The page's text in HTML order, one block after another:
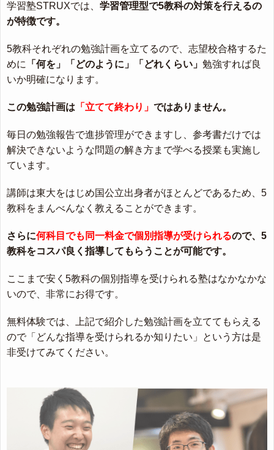
学習塾STRUXでは、 学習管理型で5教科の対策を行えるの
が特徴です。
5教科それぞれの勉強計画を立てるので、志望校合格するた
めに
「何を」「どのように」「どれくらい」 勉強すれば良
いか明確になります。
この勉強計画は 「立てて終わり」 ではありません。
毎日の勉強報告で進捗管理ができますし、参考書だけでは
解決できないような問題の解き方まで学べる授業も実施し
ています。
講師は東大をはじめ国公立出身者がほとんどであるため、5
教科をまんべんなく教えることができます。
さらに何科目でも同一料金で個別指導が受けられるので、5
教科をコスパ良く指導してもらうことが可能です。
ここまで安く5教科の個別指導を受けられる塾はなかなかな
いので、非常にお得です。
無料体験では、上記で紹介した勉強計画を立ててもらえる
ので「どんな指導を受けられるか知りたい」という方は是
非受けてみてください。